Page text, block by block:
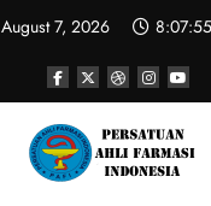
August 7, 2026